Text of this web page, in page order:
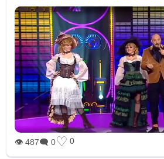
👁 487🗨 0♡ 0